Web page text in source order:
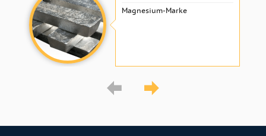
Magnesium-Marke